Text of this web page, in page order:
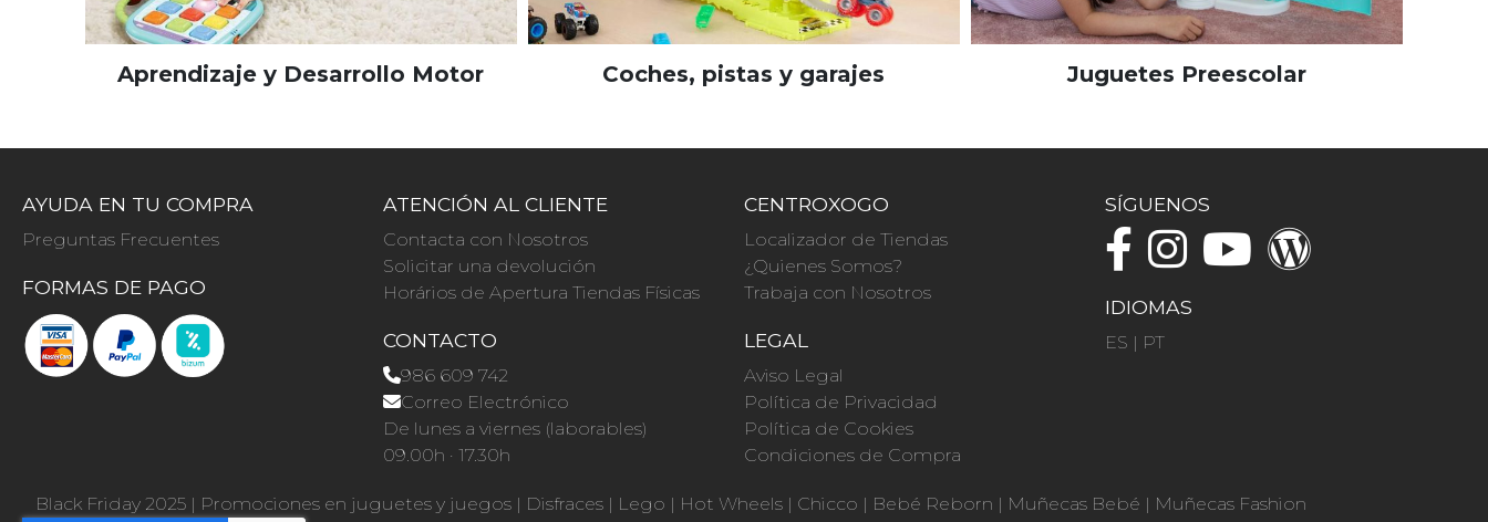
Aprendizaje y Desarrollo Motor Coches, pistas y garajes Juguetes Preescolar
AYUDA EN TU COMPRA
Preguntas Frecuentes
FORMAS DE PAGO
ATENCIÓN AL CLIENTE
Contacta con Nosotros
Solicitar una devolución
Horários de Apertura Tiendas Físicas
CONTACTO
986 609 742
Correo Electrónico
De lunes a viernes (laborables)
09.00h · 17.30h
CENTROXOGO
Localizador de Tiendas
¿Quienes Somos?
Trabaja con Nosotros
LEGAL
Aviso Legal
Política de Privacidad
Política de Cookies
Condiciones de Compra
SÍGUENOS
IDIOMAS
ES | PT
Black Friday 2025 | Promociones en juguetes y juegos | Disfraces | Lego | Hot Wheels | Chicco | Bebé Reborn | Muñecas Bebé | Muñecas Fashion